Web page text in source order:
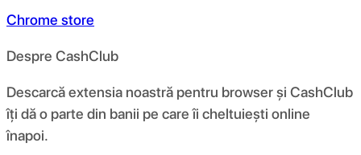
Chrome store
Despre CashClub
Descarcă extensia noastră pentru browser și CashClub
îți dă o parte din banii pe care îi cheltuiești online
înapoi.